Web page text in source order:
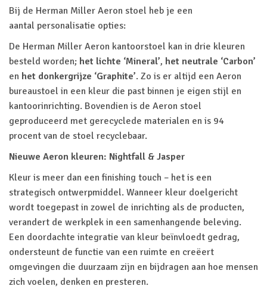
Bij de Herman Miller Aeron stoel heb je een
aantal personalisatie opties:
De Herman Miller Aeron kantoorstoel kan in drie kleuren
besteld worden; het lichte ‘Mineral’, het neutrale ‘Carbon’
en het donkergrijze ‘Graphite’. Zo is er altijd een Aeron
bureaustoel in een kleur die past binnen je eigen stijl en
kantoorinrichting. Bovendien is de Aeron stoel
geproduceerd met gerecyclede materialen en is 94
procent van de stoel recyclebaar.
Nieuwe Aeron kleuren: Nightfall & Jasper
Kleur is meer dan een finishing touch – het is een
strategisch ontwerpmiddel. Wanneer kleur doelgericht
wordt toegepast in zowel de inrichting als de producten,
verandert de werkplek in een samenhangende beleving.
Een doordachte integratie van kleur beïnvloedt gedrag,
ondersteunt de functie van een ruimte en creëert
omgevingen die duurzaam zijn en bijdragen aan hoe mensen
zich voelen, denken en presteren.